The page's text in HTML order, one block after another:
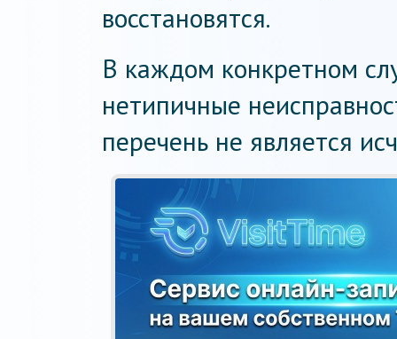
восстановятся.
В каждом конкретном
нетипичные
перечень не является